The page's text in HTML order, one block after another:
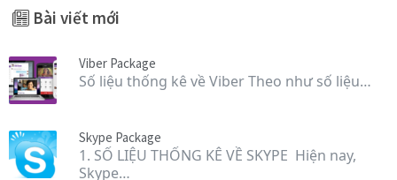
Bài viết mới
Viber Package
Số liệu thống kê về Viber Theo như số liệu…
Skype Package
1. SỐ LIỆU THỐNG KÊ VỀ SKYPE Hiện nay,
Skype…